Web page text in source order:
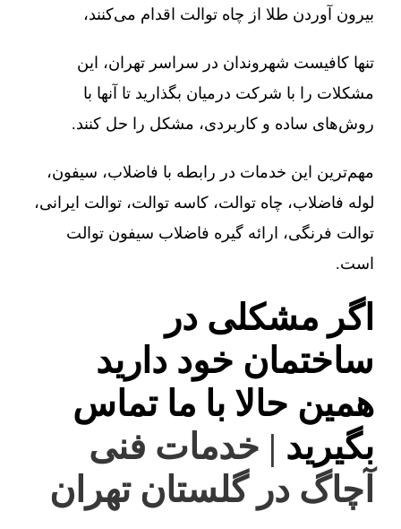
بیرون آوردن طلا از چاه توالت اقدام می‌کنند،
تنها کافیست شهروندان در سراسر تهران، این
مشکلات را با شرکت درمیان بگذارید تا آنها با
روش‌های ساده و کاربردی، مشکل را حل کنند.
مهم‌ترین این خدمات در رابطه با فاضلاب، سیفون،
لوله فاضلاب، چاه توالت، کاسه توالت، توالت ایرانی،
توالت فرنگی، ارائه گیره فاضلاب سیفون توالت
است.
اگر مشکلی در
ساختمان خود دارید
همین حالا با ما تماس
بگیرید | خدمات فنی
آچاگ در گلستان تهران